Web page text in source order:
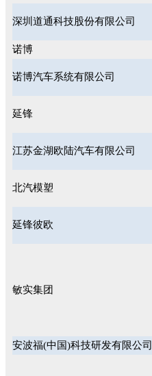
深圳道通科技股份有限公司
诺博
诺博汽车系统有限公司
延锋
江苏金湖欧陆汽车有限公司
北汽模塑
延锋彼欧
敏实集团
安波福(中国)科技研发有限公司